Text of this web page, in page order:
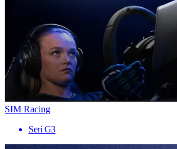
SIM Racing
Seri G3